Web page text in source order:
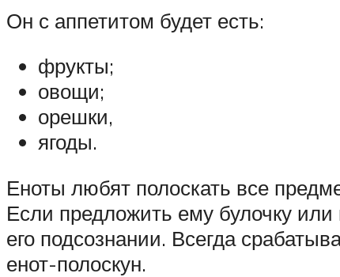
Он с аппетитом будет есть:
фрукты;
овощи;
орешки,
ягоды.
Еноты любят полоскать все
Если предложить ему булочку
его подсознании. Всегда
енот-полоскун.